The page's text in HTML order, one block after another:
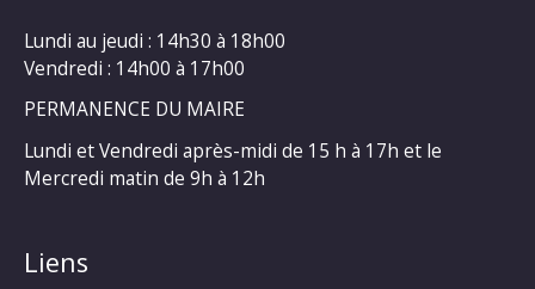
Lundi au jeudi : 14h30 à 18h00
Vendredi : 14h00 à 17h00
PERMANENCE DU MAIRE
Lundi et Vendredi après-midi de 15 h à 17h et le
Mercredi matin de 9h à 12h
Liens